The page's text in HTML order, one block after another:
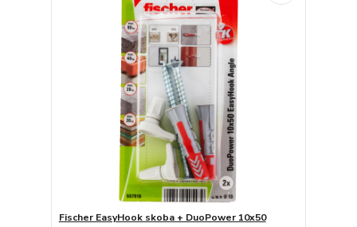
Fischer EasyHook skoba + DuoPower 10x50